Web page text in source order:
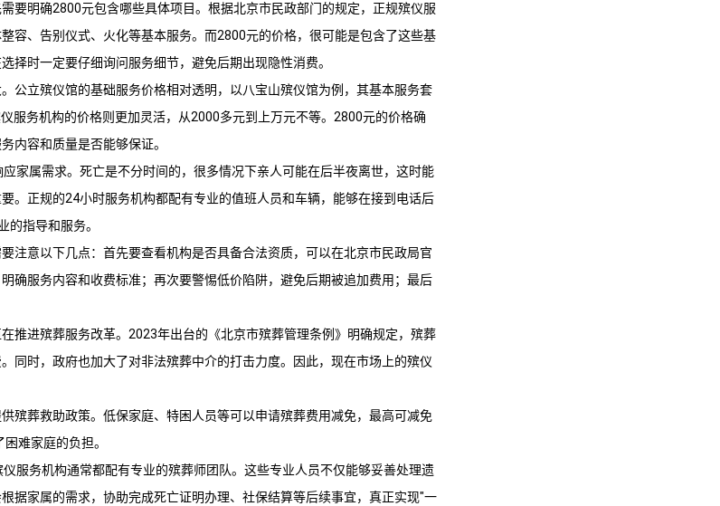
要明确2800元包含哪些具体项目。根据北京市民政部门的规定，正规殡仪服
容、告别仪式、火化等基本服务。而2800元的价格，很可能是包含了这些基
择时一定要仔细询问服务细节，避免后期出现隐性消费。
公立殡仪馆的基础服务价格相对透明，以 八宝山殡仪馆为例，其基本服务套
服务机构的价格则更加灵活，从2000多元到上万元不等。2800元的价格确
内容和质量是否能够保证。
家属需求。死亡是不分时间的，很多情况下亲人可能在后半夜离世，这时能
。正规的24小时服务机构都配有专业的值班人员和车辆，能够在接到电话后
的指导和服务。
注意以下几点：首先要查看机构是否具备合法资质，可以在北京市民政局官
确服务内容和收费标准；再次要警惕低价陷阱，避免后期被追加费用；最后
推进殡葬服务改革。2023年出台的《北京市殡葬管理条例》明确规定，殡葬
同时，政府也加大了对非法殡葬中介的打击力度。因此，现在市场上的殡仪
殡葬救助政策。低保家庭、特困人员等可以申请殡葬费用减免，最高可减免
难家庭的负担。
服务机构通常都配有专业的殡葬师团队。这些专业人员不仅能够妥善处理遗
据家属的需求，协助完成死亡证明办理、社保结算等后续事宜，真正实现"一